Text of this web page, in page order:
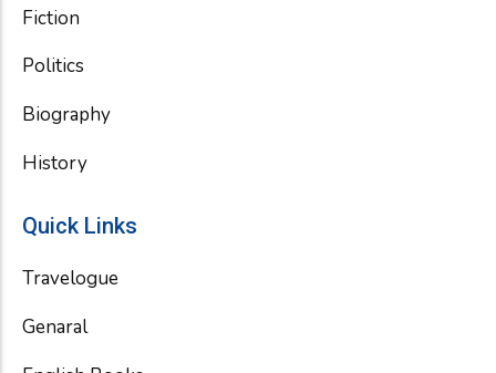
Fiction
Politics
Biography
History
Quick Links
Travelogue
Genaral